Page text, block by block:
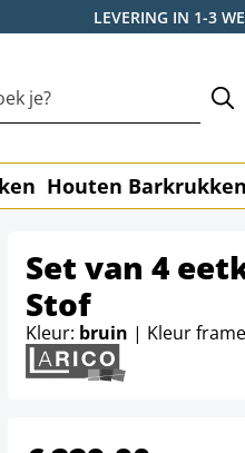
LEVERING IN 1-3
Houten Barkrukken
Set van 4
Stof
Kleur: bruin | Kleur